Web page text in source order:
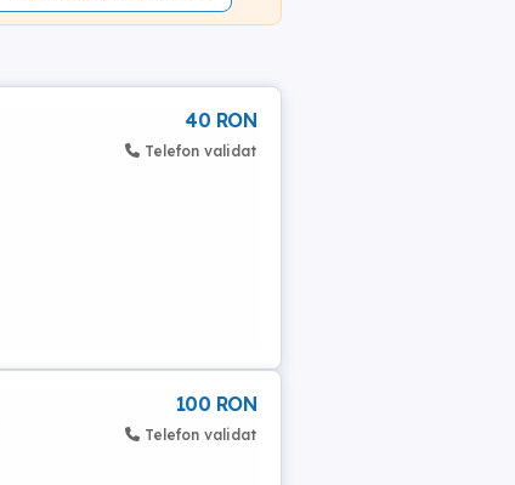
40 RON
Telefon validat
100 RON
Telefon validat